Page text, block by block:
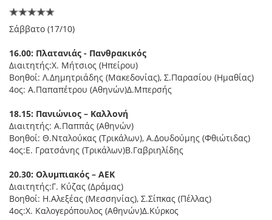
Σάββατο (17/10)
16.00: Πλατανιάς - Πανθρακικός
Διαιτητής:Χ. Μήτσιος (Ηπείρου)
Βοηθοί: Λ.Δημητριάδης (Μακεδονίας), Σ.Παρασίου (Ημαθίας)
4ος: Α.Παπαπέτρου (Αθηνών)Δ.Μπερσής
18.15: Πανιώνιος – Καλλονή
Διαιτητής: Α.Παππάς (Αθηνών)
Βοηθοί: Θ.Νταλούκας (Τρικάλων), Α.Δουδούμης (Φθιώτιδας)
4ος:Ε. Γρατσάνης (Τρικάλων)Β.Γαβριηλίδης
20.30: Ολυμπιακός – ΑΕΚ
Διαιτητής:Γ. Κύζας (Δράμας)
Βοηθοί: Η.Αλεξέας (Μεσσηνίας), Σ.Σίπκας (Πέλλας)
4ος:Χ. Καλογερόπουλος (Αθηνών)Δ.Κύρκος